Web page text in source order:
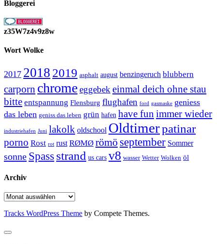
Bloggerei
z35W7z4v9z8w
Wort Wolke
2017 2018 2019 asphalt august benzingeruch blubbern
carporn chromeeggebek einmal deich ohne stau
bitte entspannung Flensburg flughafen ford gasmaske geniess
das leben geniss das leben grün hafen have fun immer wieder
industriehafen Juni lakolk oldschool Oldtimerpatinar
porno Rost rot rust RØMØ römö september Sommer
sonne Spass strand us cars v8 wasser Wetter Wolken öl
Archiv
Archiv
Tracks WordPress Theme by Compete Themes.